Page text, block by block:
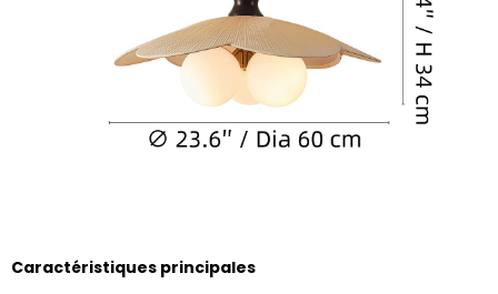
Caractéristiques principales